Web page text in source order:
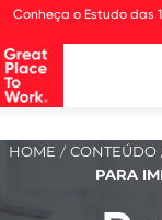
Observação:
site
inclui
um
sistema
de
assistência
Conheça o Estudo das
HOME / CONTEÚDO
PARA